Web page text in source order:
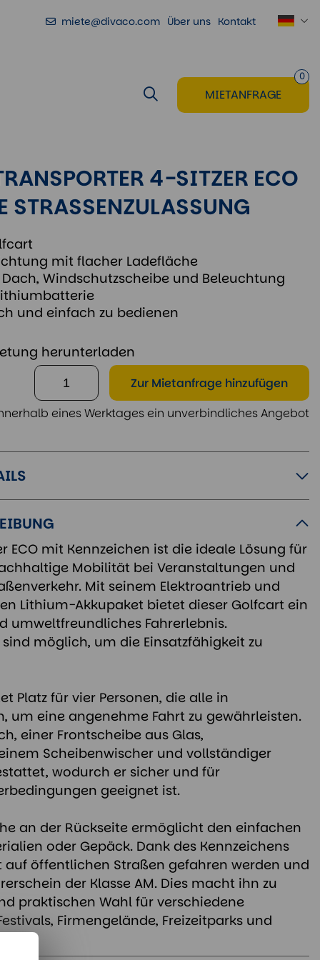
miete@divaco.com Über uns Kontakt
0
MIETANFRAGE
4-SITZER ECO
STRASSENZULASSUNG
mit flacher Ladefläche
Windschutzscheibe und Beleuchtung
und einfach zu bedienen
herunterladen
Zur Mietanfrage hinzufügen
eines Werktages ein unverbindliches Angebot
ECO mit Kennzeichen ist die ideale Lösung für
Mobilität bei Veranstaltungen und
Mit seinem Elektroantrieb und
Lithium-Akkupaket bietet dieser Golfcart ein
umweltfreundliches Fahrerlebnis.
möglich, um die Einsatzfähigkeit zu
Platz für vier Personen, die alle in
um eine angenehme Fahrt zu gewährleisten.
einer Frontscheibe aus Glas,
Scheibenwischer und vollständiger
wodurch er sicher und für
geeignet ist.
an der Rückseite ermöglicht den einfachen
oder Gepäck. Dank des Kennzeichens
auf öffentlichen Straßen gefahren werden und
der Klasse AM. Dies macht ihn zu
praktischen Wahl für verschiedene
Firmengelände, Freizeitparks und